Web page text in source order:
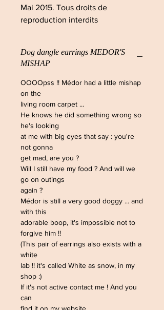
Mai 2015. Tous droits de
reproduction interdits
Dog dangle earrings MEDOR'S
MISHAP
OOOOpss !! Médor had a little mishap
on the
living room carpet ...
He knows he did something wrong so
he's looking
at me with big eyes that say : you're
not gonna
get mad, are you ?
Will I still have my food ? And will we
go on outings
again ?
Médor is still a very good doggy ... and
with this
adorable boop, it's impossible not to
forgive him !!
(This pair of earrings also exists with a
white
lab !! it's called White as snow, in my
shop :)
If it's not active contact me ! And you
can
find it on my website